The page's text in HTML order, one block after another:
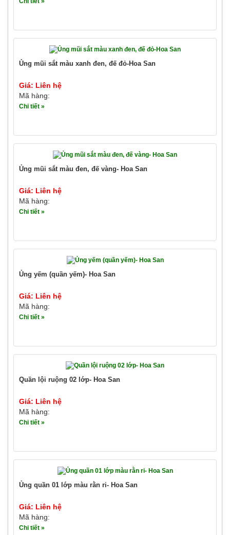
Ủng mũi sắt màu xanh đen, đế đỏ-Hoa San
Giá: Liên hệ
Mã hàng:
Chi tiết »
Ủng mũi sắt màu đen, đế vàng- Hoa San
Giá: Liên hệ
Mã hàng:
Chi tiết »
Ủng yếm (quần yếm)- Hoa San
Giá: Liên hệ
Mã hàng:
Chi tiết »
Quần lội ruộng 02 lớp- Hoa San
Giá: Liên hệ
Mã hàng:
Chi tiết »
Ủng quần 01 lớp màu rằn ri- Hoa San
Giá: Liên hệ
Mã hàng:
Chi tiết »